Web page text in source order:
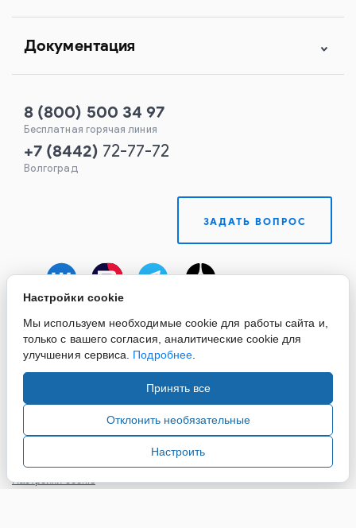
Документация
8 (800) 500 34 97
Бесплатная горячая линия
+7 (8442) 72-77-72
Волгоград
ЗАДАТЬ ВОПРОС
информации и материалов сайта, ссылка на источник
обязательна.
Настройки cookie
Настройки cookie
Мы используем необходимые cookie для работы сайта и,
только с вашего согласия, аналитические cookie для
улучшения сервиса. Подробнее.
Принять все
Отклонить необязательные
Настроить